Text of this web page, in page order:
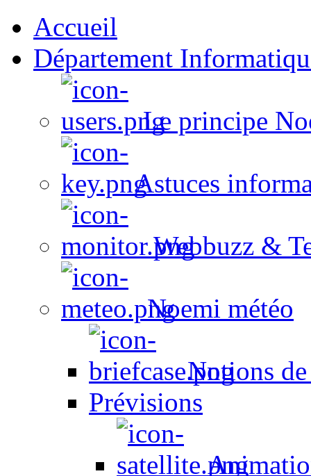
Accueil
Département
Le principe
Astuces
Webbuzz &
Noemi météo
Notions
Prévisions